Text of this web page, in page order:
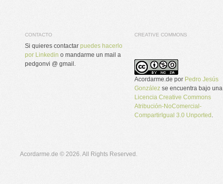
CONTACTO
Si quieres contactar puedes hacerlo
por Linkedin o mandarme un mail a
pedgonvi @ gmail.
CREATIVE COMMONS
Acordarme.de por Pedro Jesús
González se encuentra bajo una
Licencia Creative Commons
Atribución-NoComercial-
CompartirIgual 3.0 Unported .
Acordarme.de © 2026. All Rights Reserved.